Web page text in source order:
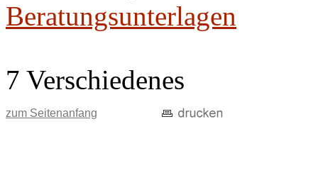
Beratungsunterlagen
7 Verschiedenes
zum Seitenanfang